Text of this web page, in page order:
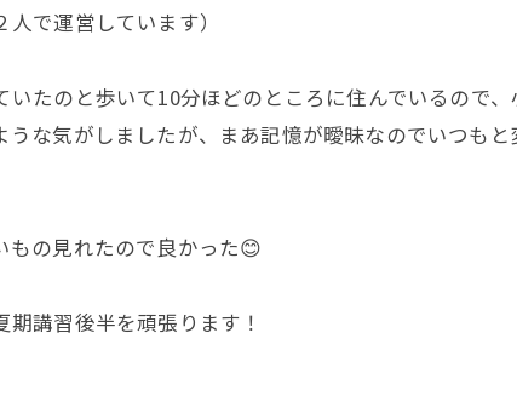
で運営しています）
たのと歩いて10分ほどのところに住んでいるので
な気がしましたが、まあ記憶が曖昧なのでいつもと
もの見れたので良かった😊
講習後半を頑張ります！